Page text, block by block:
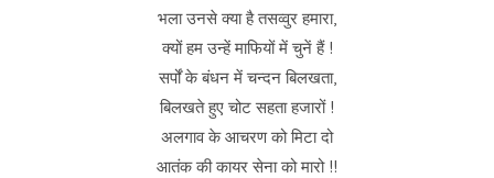
भला उनसे क्या है तसव्वुर हमारा,
क्यों हम उन्हें माफियों में चुनें हैं !
सर्पों के बंधन में चन्दन बिलखता,
बिलखते हुए चोट सहता हजारों !
अलगाव के आचरण को मिटा दो
आतंक की कायर सेना को मारो !!